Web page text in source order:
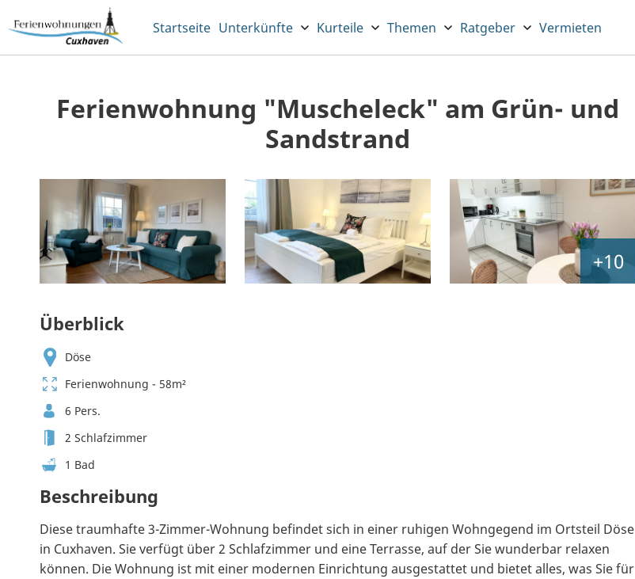
Startseite Unterkünfte Kurteile Themen Ratgeber Vermieten
Ferienwohnung "Muscheleck" am Grün- und
Sandstrand
+10
Überblick
Döse
Ferienwohnung - 58m²
6 Pers.
2 Schlafzimmer
1 Bad
Beschreibung
Diese traumhafte 3-Zimmer-Wohnung befindet sich in einer ruhigen Wohngegend im Ortsteil Döse
in Cuxhaven. Sie verfügt über 2 Schlafzimmer und eine Terrasse, auf der Sie wunderbar relaxen
können. Die Wohnung ist mit einer modernen Einrichtung ausgestattet und bietet alles, was Sie für